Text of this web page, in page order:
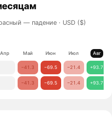
— падение · USD ($)
Апр Май Июн Июл Авг
−41.3 −69.5 −21.4 +93.7
−41.3 −69.5 −21.4 +93.7